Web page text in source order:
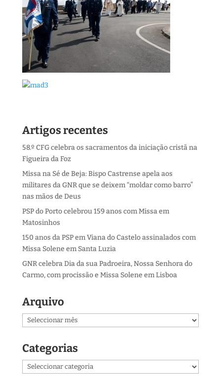
Artigos recentes
58.º CFG celebra os sacramentos da iniciação cristã na
Figueira da Foz
Missa na Sé de Beja: Bispo Castrense apela aos
militares da GNR que se deixem “moldar como barro”
nas mãos de Deus
PSP do Porto celebrou 159 anos com Missa em
Matosinhos
150 anos da PSP em Viana do Castelo assinalados com
Missa Solene em Santa Luzia
GNR celebra Dia da sua Padroeira, Nossa Senhora do
Carmo, com procissão e Missa Solene em Lisboa
Arquivo
Arquivo
Categorias
Categorias